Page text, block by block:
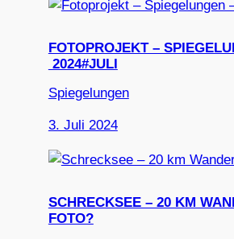
FOTOPROJEKT –
2024#JULI
Spiegelungen
3. Juli 2024
SCHRECKSEE – 20 KM
FOTO?